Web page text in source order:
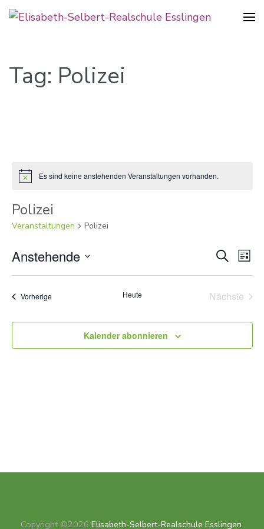
Tag: Polizei
HinweisEs sind keine anstehenden Veranstaltungen vorhanden.
Polizei
Veranstaltungen Polizei
Suche
und
Suche Liste
Anstehende
Datum
wählen.
VorherigeVeranstaltungen Heute
Nächste
Kalender abonnieren
Copyright ©2026 Elisabeth-Selbert-Realschule Esslingen.